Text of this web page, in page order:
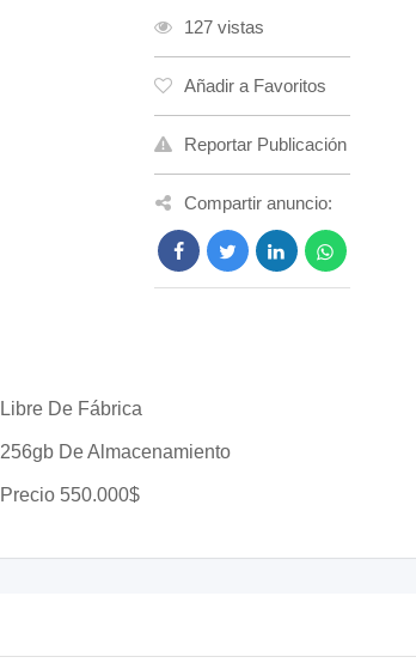
127 vistas
Añadir a Favoritos
Reportar Publicación
Compartir anuncio:
Libre De Fábrica
256gb De Almacenamiento
Precio 550.000$